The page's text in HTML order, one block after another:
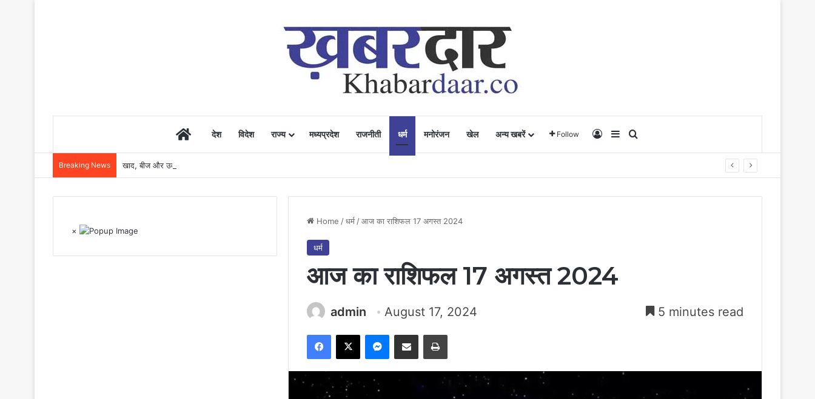
Homeदेश विदेश राज्य मध्यप्रदेश राजनीती धर्म मनोरंजन खेल अन्य खबरें Follow Log InSidebar
Breaking News खाद, बीज और उर्वरकों की समय पर उपलब्धता से किसानों में उत्साह, नैनो डीएपी और नैनो यूरिया बने किसानों के भरोसेमंद कृषि साथी…..
Home /धर्म /आज का राशिफल 17 अगस्त 2024
धर्म
आज का राशिफल 17 अगस्त 2024
admin August 17, 2024 5 minutes read
Facebook
X Messenger
Share via Email Print
×